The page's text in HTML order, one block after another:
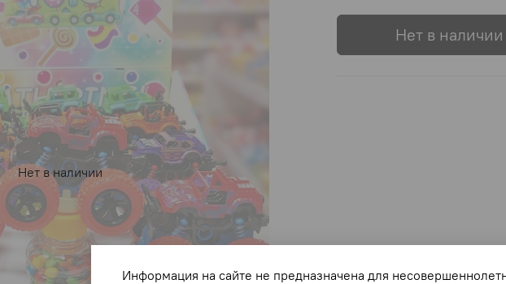
Нет в наличии
Нет в наличии
Информация на сайте не предназначена для